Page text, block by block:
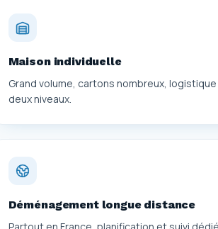
Maison individuelle
Grand volume, cartons nombreux,
deux niveaux.
Déménagement longue distance
Partout en France, planification et suivi